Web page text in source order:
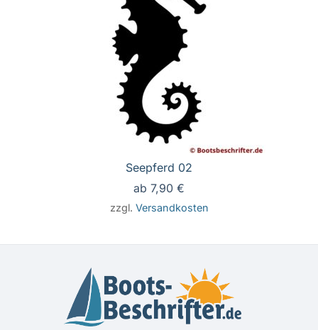
Seepferd 02
ab 7,90 €
zzgl. Versandkosten